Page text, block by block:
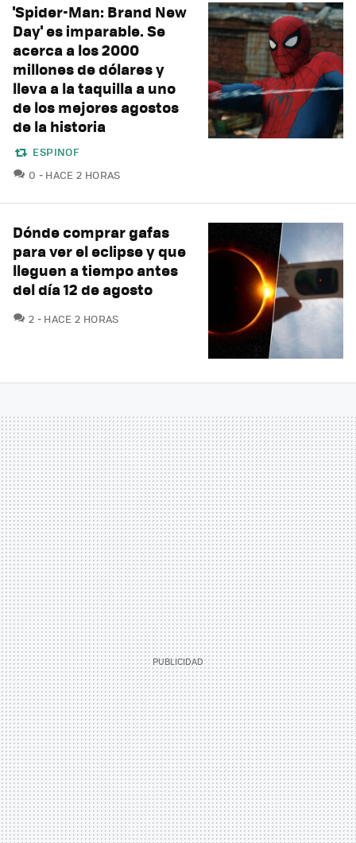
'Spider-Man: Brand New
Day' es imparable. Se
acerca a los 2000
millones de dólares y
lleva a la taquilla a uno
de los mejores agostos
de la historia
ESPINOF
0 COMENTARIOS
HACE 2 HORAS
Dónde comprar gafas
para ver el eclipse y que
lleguen a tiempo antes
del día 12 de agosto
2 COMENTARIOS
HACE 2 HORAS